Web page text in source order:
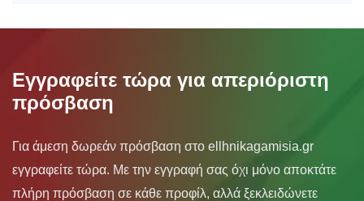
Εγγραφείτε τώρα για απεριόριστη
πρόσβαση
Για άμεση δωρεάν πρόσβαση στο ellhnikagamisia.gr
εγγραφείτε τώρα. Με την εγγραφή σας όχι μόνο αποκτάτε
πλήρη πρόσβαση σε κάθε προφίλ, αλλά ξεκλειδώνετε